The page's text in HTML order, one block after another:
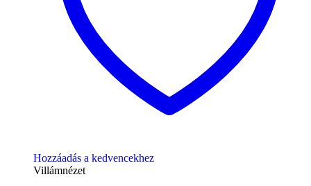
Hozzáadás a kedvencekhez
Villámnézet